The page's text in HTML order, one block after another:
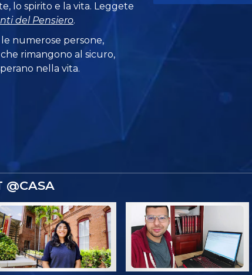
lo spirito e la vita. Leggete
del Pensiero.
numerose persone,
rimangono al sicuro,
nella vita.
@CASA